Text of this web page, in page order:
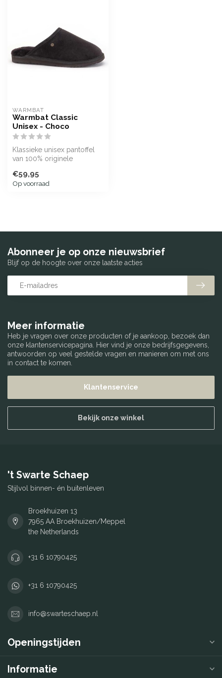
WARMBAT
Warmbat Classic
Unisex - Choco
Klassieke unisex pantoffel
van 100% originele
schapenwol
€59,95
Op voorraad
Meer informatie
Heb je vragen over onze producten of je aankoop, bezoek dan
onze klantenservicepagina. Hier vind je onze bedrijfsgegevens,
antwoorden op veel gestelde vragen en manieren om met ons
in contact te komen.
Klantenservice
Bekijk onze winkel
Abonneer je op onze nieuwsbrief
Blijf op de hoogte over onze laatste acties
't Swarte Schaep
Stijlvol binnen- én buitenleven
Broekhuizen 13
7965 AA Broekhuizen/Meppel
the Netherlands
+31 6 10790425
+31 6 10790425
info@swarteschaep.nl
Openingstijden
Informatie